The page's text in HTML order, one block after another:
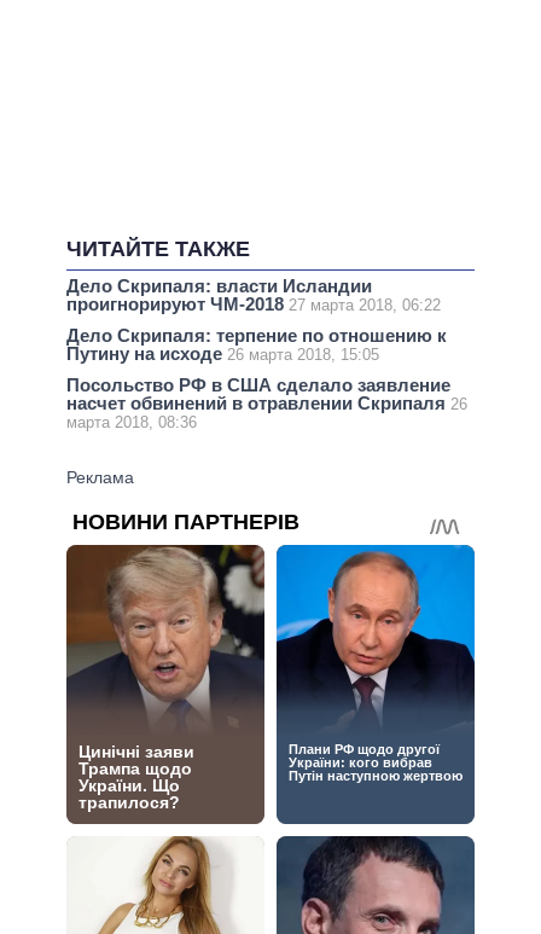
ЧИТАЙТЕ ТАКЖЕ
Дело Скрипаля: власти Исландии
проигнорируют ЧМ-2018 27 марта 2018, 06:22
Дело Скрипаля: терпение по отношению к
Путину на исходе 26 марта 2018, 15:05
Посольство РФ в США сделало заявление
насчет обвинений в отравлении Скрипаля 26
марта 2018, 08:36